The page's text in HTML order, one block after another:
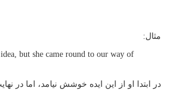
مثال:
but she came round to our way of
در ابتدا او از این ایده خوشش نیامد، اما در